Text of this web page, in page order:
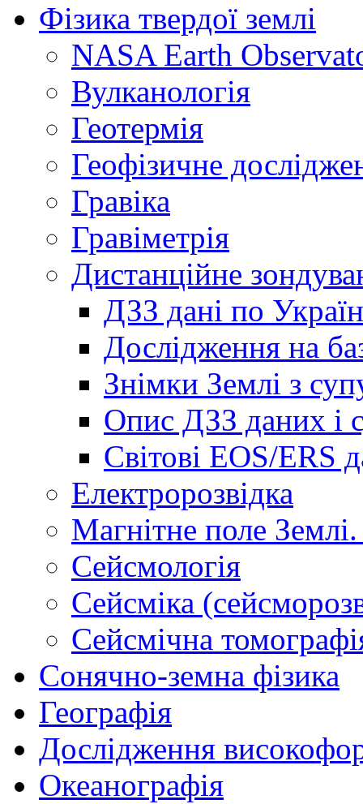
Фізика твердої землі
NASA Earth
Вулканологія
Геотермія
Геофізичне
Гравіка
Гравіметрія
Дистанційне
ДЗЗ дані по
Дослідження на
Знімки Землі з
Опис ДЗЗ даних і
Світові EOS/ERS
Електророзвідка
Магнітне поле
Сейсмологія
Сейсміка
Сейсмічна
Сонячно-земна фізика
Географія
Дослідження
Океанографія